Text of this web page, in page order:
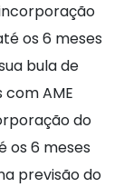
os 6 meses
bula de
AME
do
os 6 meses
previsão do